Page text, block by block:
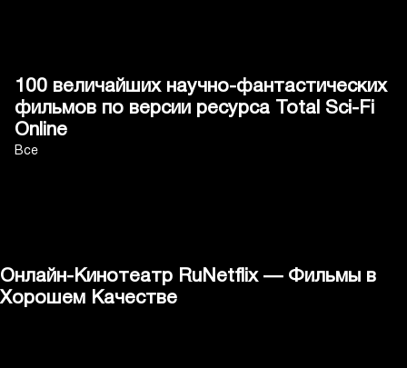
фильмов по версии ресурса Total Sci-Fi
Online
Все
Хорошем Качестве